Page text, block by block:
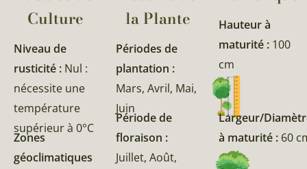
Culture
Niveau de
rusticité : Nul :
nécessite une
température
supérieur à 0°C
Zones
géoclimatiques
la Plante​
Périodes de
plantation :
Mars, Avril, Mai,
Juin
Période de
floraison :
Juillet, Août,
Hauteur à
maturité : 100
cm
Largeur/
à maturité : 60